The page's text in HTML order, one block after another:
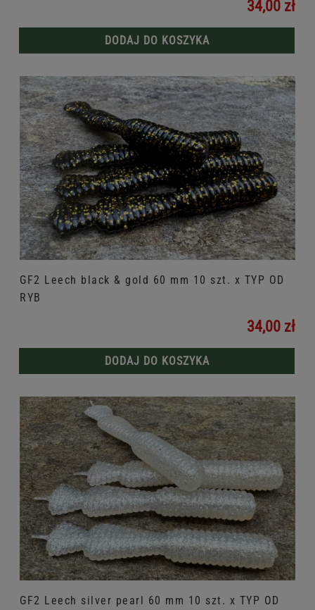
34,00 zł
DODAJ DO KOSZYKA
GF2 Leech black & gold 60 mm 10 szt. x TYP OD
RYB
34,00 zł
DODAJ DO KOSZYKA
GF2 Leech silver pearl 60 mm 10 szt. x TYP OD